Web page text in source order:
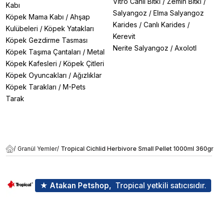
Kabı
Köpek Mama Kabı / Ahşap
Kulübeleri / Köpek Yatakları
Köpek Gezdirme Tasması
Köpek Taşıma Çantaları / Metal
Köpek Kafesleri / Köpek Çitleri
Köpek Oyuncakları / Ağızlıklar
Köpek Tarakları / M-Pets
Tarak
Salyangoz / Elma Salyangoz
Karides / Canlı Karides /
Kerevit
Nerite Salyangoz / Axolotl
/ Granül Yemler/ Tropical Cichlid Herbivore Small Pellet 1000ml 360gr
★ Atakan Petshop, Tropical yetkili satıcısıdır.